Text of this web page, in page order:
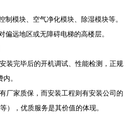
制模块、空气净化模块、除湿模块等。
偏远地区或无障碍电梯的高楼层。
装完毕后的开机调试、性能检测，正规
。
厂家质保，而安装工程则有安装公司的
），优质服务是其价值的体现。